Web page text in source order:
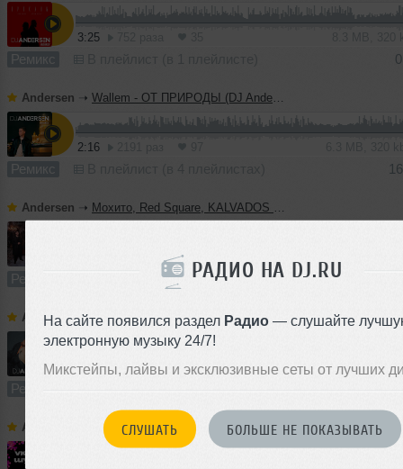
РАДИО НА DJ.RU
На сайте появился раздел Радио — слушайте
электронную музыку 24/7!
Микстейпы, лайвы и эксклюзивные сеты от лучших
СЛУШАТЬ БОЛЬШЕ НЕ ПОКАЗЫВАТЬ
3:25
Ремикс
Andersen ➝ Wallem - ОТ ПРИРОДЫ (DJ Andersen Remix)
2:16
Ремикс
Andersen ➝ Мохито, Red Square, KALVADOS - Долгая зима (DJ Andersen Remix)
Ремикс В плейлист (в 1 плейлисте)
Andersen ➝Клава Кока & Лёша Свик - По знакомым улицам (DJ Andersen Remix)
2:49 3798 раз 159 6.5 MB, 320
Ремикс
Andersen Михаил Шуфутинский feat Artik & Asti - Зима холода (DJ Andersen Remix)